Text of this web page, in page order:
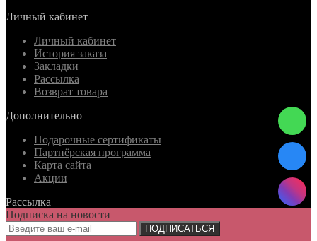
Личный кабинет
Личный кабинет
История заказа
Закладки
Рассылка
Возврат товара
Дополнительно
Подарочные сертификаты
Партнёрская программа
Карта сайта
Акции
Рассылка
Подписка на новости
ПОДПИСАТЬСЯ